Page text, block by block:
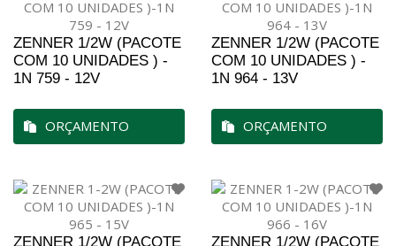
ZENNER 1/2W (PACOTE
COM 10 UNIDADES ) -
1N 759 - 12V
ORÇAMENTO
ZENNER 1/2W (PACOTE
COM 10 UNIDADES ) -
1N 964 - 13V
ORÇAMENTO
ZENNER 1/2W (PACOTE
ZENNER 1/2W (PACOTE